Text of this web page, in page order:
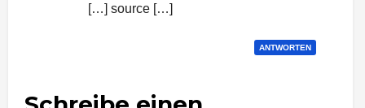
[…] source […]
ANTWORTEN